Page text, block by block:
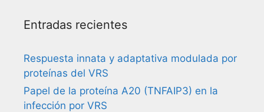
Entradas recientes
Respuesta innata y adaptativa modulada por
proteínas del VRS
Papel de la proteína A20 (TNFAIP3) en la
infección por VRS